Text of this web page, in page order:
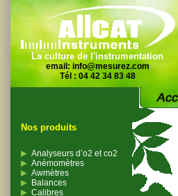
La culture de l'instrumentation
email: info@mesurez.com
Tél : 04 42 34 83 48
Nos produits
Analyseurs d’o2 et co2
Anémomètres
Awmètres
Balances
Calibres